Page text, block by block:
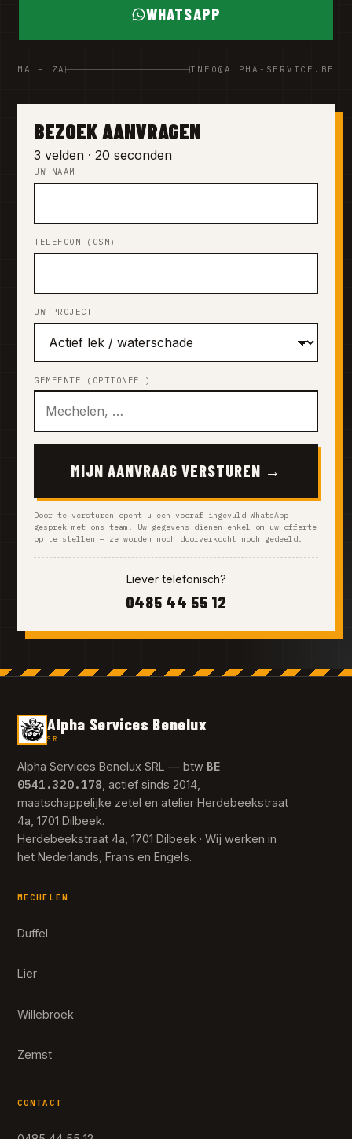
WHATSAPP
MA – ZA INFO@ALPHA-SERVICE.BE
BEZOEK AANVRAGEN
3 velden · 20 seconden
UW NAAM
TELEFOON (GSM)
UW PROJECT
GEMEENTE (OPTIONEEL)
MIJN AANVRAAG VERSTUREN →
Door te versturen opent u een vooraf ingevuld WhatsApp-
gesprek met ons team. Uw gegevens dienen enkel om uw offerte
op te stellen — ze worden noch doorverkocht noch gedeeld.
Liever telefonisch?
0485 44 55 12
Alpha Services Benelux
SRL
Alpha Services Benelux SRL — btw BE
0541.320.178 , actief sinds 2014,
maatschappelijke zetel en atelier Herdebeekstraat
4a, 1701 Dilbeek.
Herdebeekstraat 4a, 1701 Dilbeek · Wij werken in
het Nederlands, Frans en Engels.
MECHELEN
Duffel
Lier
Willebroek
Zemst
CONTACT